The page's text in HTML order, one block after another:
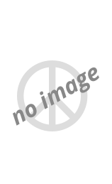
no image